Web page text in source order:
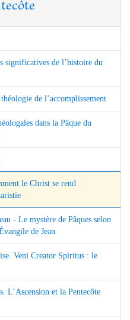
significatives de l’histoire du
de l’accomplissement
dans la Pâque du
le Christ se rend
- Le mystère de Pâques selon
de Jean
Veni Creator Spiritus : le
L’Ascension et la Pentecôte